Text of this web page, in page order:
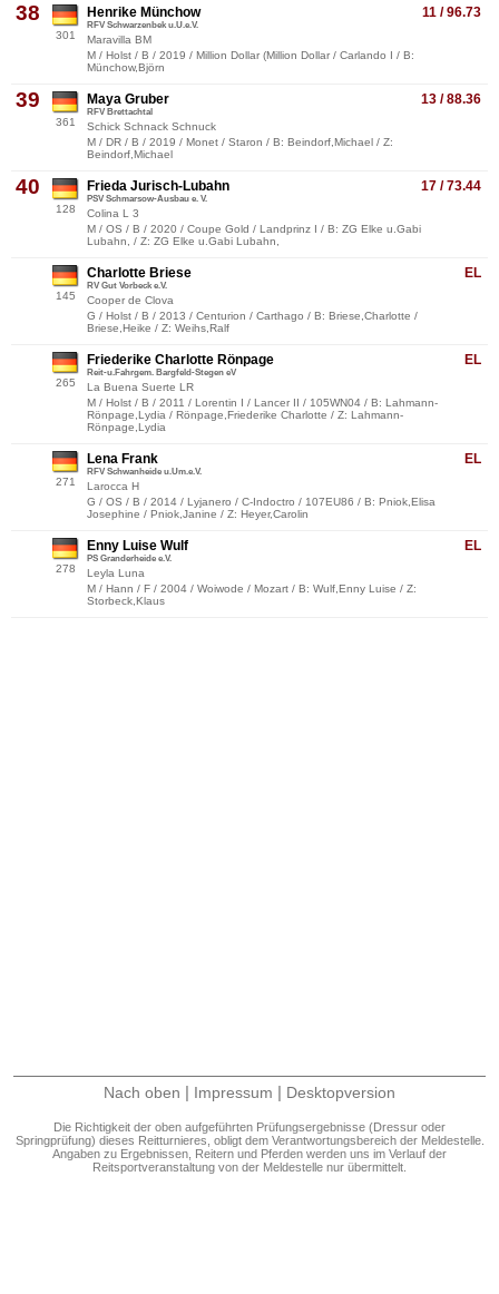
38
301
11 / 96.73
Henrike Münchow
RFV Schwarzenbek u.U.e.V.
Maravilla BM
M / Holst / B / 2019 / Million Dollar (Million Dollar / Carlando I / B:
Münchow,Björn
39
361
13 / 88.36
Maya Gruber
RFV Brettachtal
Schick Schnack Schnuck
M / DR / B / 2019 / Monet / Staron / B: Beindorf,Michael / Z:
Beindorf,Michael
40
128
17 / 73.44
Frieda Jurisch-Lubahn
PSV Schmarsow-Ausbau e. V.
Colina L 3
M / OS / B / 2020 / Coupe Gold / Landprinz I / B: ZG Elke u.Gabi
Lubahn, / Z: ZG Elke u.Gabi Lubahn,
145
EL
Charlotte Briese
RV Gut Vorbeck e.V.
Cooper de Clova
G / Holst / B / 2013 / Centurion / Carthago / B: Briese,Charlotte /
Briese,Heike / Z: Weihs,Ralf
265
EL
Friederike Charlotte Rönpage
Reit-u.Fahrgem. Bargfeld-Stegen eV
La Buena Suerte LR
M / Holst / B / 2011 / Lorentin I / Lancer II / 105WN04 / B: Lahmann-
Rönpage,Lydia / Rönpage,Friederike Charlotte / Z: Lahmann-
Rönpage,Lydia
271
EL
Lena Frank
RFV Schwanheide u.Um.e.V.
Larocca H
G / OS / B / 2014 / Lyjanero / C-Indoctro / 107EU86 / B: Pniok,Elisa
Josephine / Pniok,Janine / Z: Heyer,Carolin
278
EL
Enny Luise Wulf
PS Granderheide e.V.
Leyla Luna
M / Hann / F / 2004 / Woiwode / Mozart / B: Wulf,Enny Luise / Z:
Storbeck,Klaus
Nach oben | Impressum | Desktopversion
Die Richtigkeit der oben aufgeführten Prüfungsergebnisse (Dressur oder
Springprüfung) dieses Reitturnieres, obligt dem Verantwortungsbereich der Meldestelle.
Angaben zu Ergebnissen, Reitern und Pferden werden uns im Verlauf der
Reitsportveranstaltung von der Meldestelle nur übermittelt.